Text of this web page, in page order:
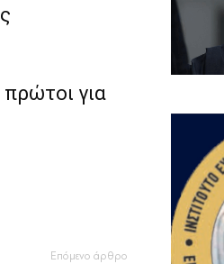
για
Επόμενο άρθρο